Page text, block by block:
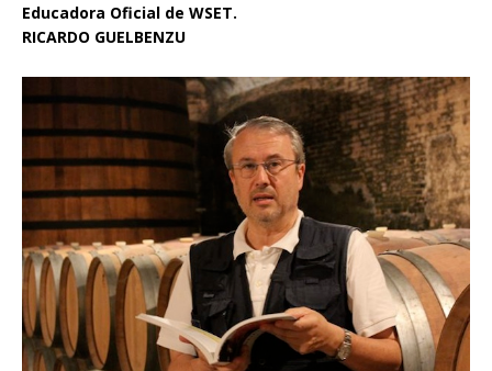
Educadora Oficial de WSET.
RICARDO GUELBENZU